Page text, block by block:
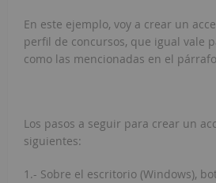
En este ejemplo, voy a crear un
perfil de concursos, que igual vale
como las mencionadas en el
Los pasos a seguir para crear un
siguientes:
1.- Sobre el escritorio (Windows),